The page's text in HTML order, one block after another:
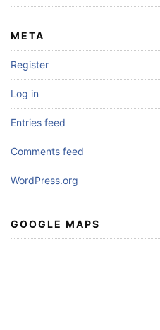
META
Register
Log in
Entries feed
Comments feed
WordPress.org
GOOGLE MAPS